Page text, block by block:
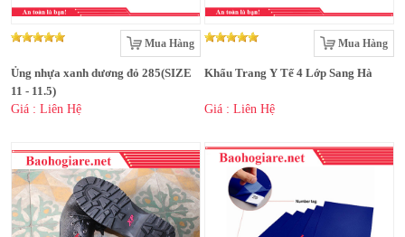
Mua Hàng
Ủng nhựa xanh dương đỏ 285(SIZE
11 - 11.5)
Giá : Liên Hệ
Mua Hàng
Khẩu Trang Y Tế 4 Lớp Sang Hà
Giá : Liên Hệ